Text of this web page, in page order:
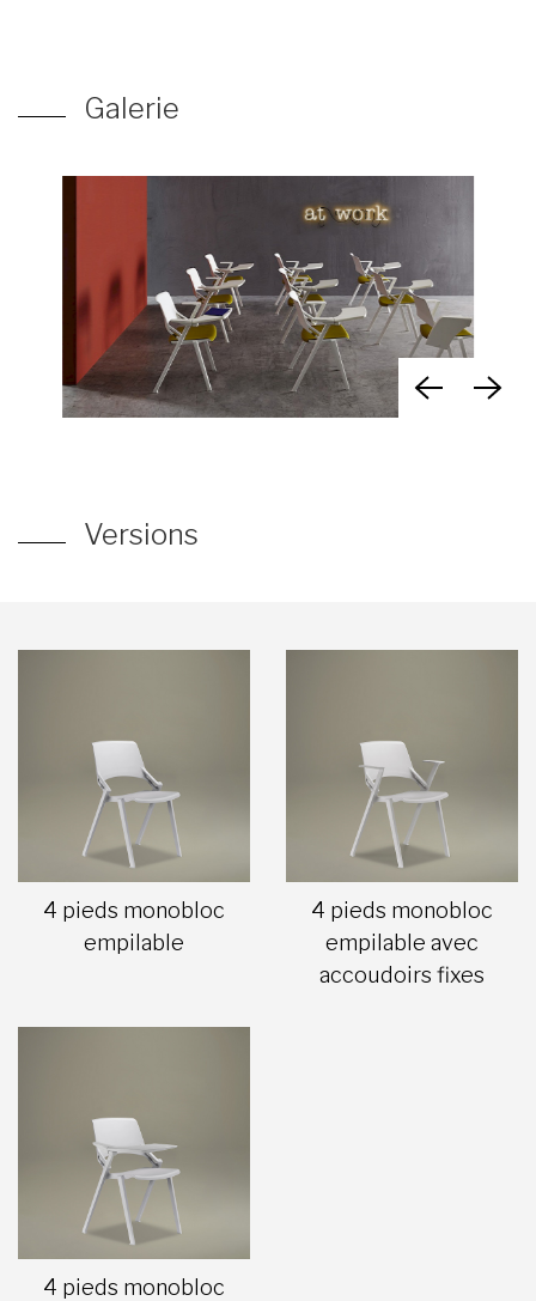
Galerie
Versions
4 pieds monobloc
empilable
4 pieds monobloc
empilable avec
accoudoirs fixes
4 pieds monobloc